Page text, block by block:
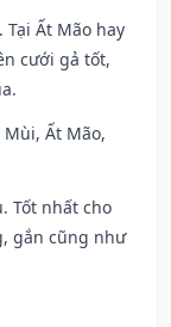
Ất Mão hay
cưới gả tốt,
Ất Mão,
Tốt nhất cho
gắn cũng như